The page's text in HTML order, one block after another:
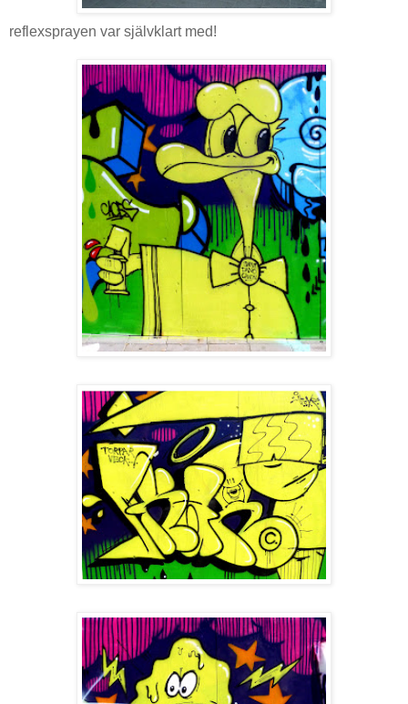
reflexsprayen var självklart med!